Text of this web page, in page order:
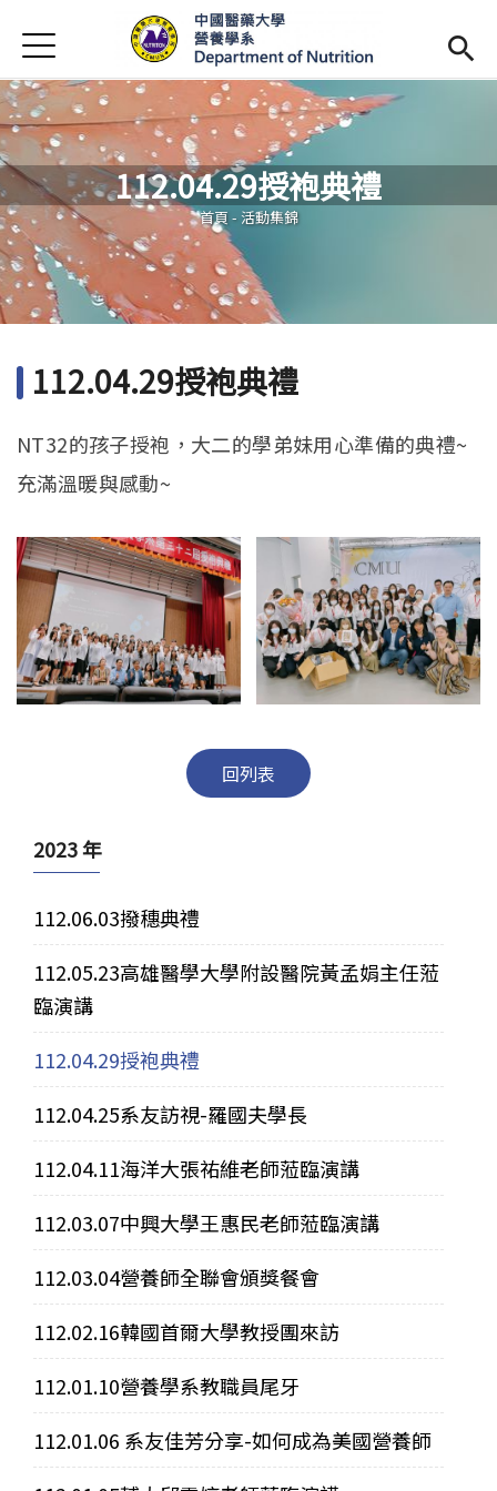
首頁
最新消息
系所簡介
Open
師資陣容
課程資訊
活動花絮
招生訊息 (link is external)
Open
未來學生
校友專區
相關連結
English
Jump to Navigation
Jump to Main content
112.04.29授袍典禮
您在這裡
首頁- 活動集錦
112.04.29授袍典禮
NT32的孩子授袍，大二的學弟妹用心準備的典禮~
充滿溫暖與感動~
回列表
2023 年
112.06.03撥穗典禮
112.05.23高雄醫學大學附設醫院黃孟娟主任蒞
臨演講
112.04.29授袍典禮
112.04.25系友訪視-羅國夫學長
112.04.11海洋大張祐維老師蒞臨演講
112.03.07中興大學王惠民老師蒞臨演講
112.03.04營養師全聯會頒獎餐會
112.02.16韓國首爾大學教授團來訪
112.01.10營養學系教職員尾牙
112.01.06 系友佳芳分享-如何成為美國營養師